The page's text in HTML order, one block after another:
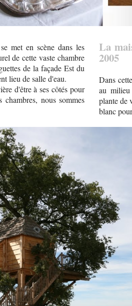
met en scène dans les
de cette vaste chambre
de la façade Est du
lieu de salle d'eau.
d'être à ses côtés pour
nous sommes
La
2005
Dans
au
plante de
blanc